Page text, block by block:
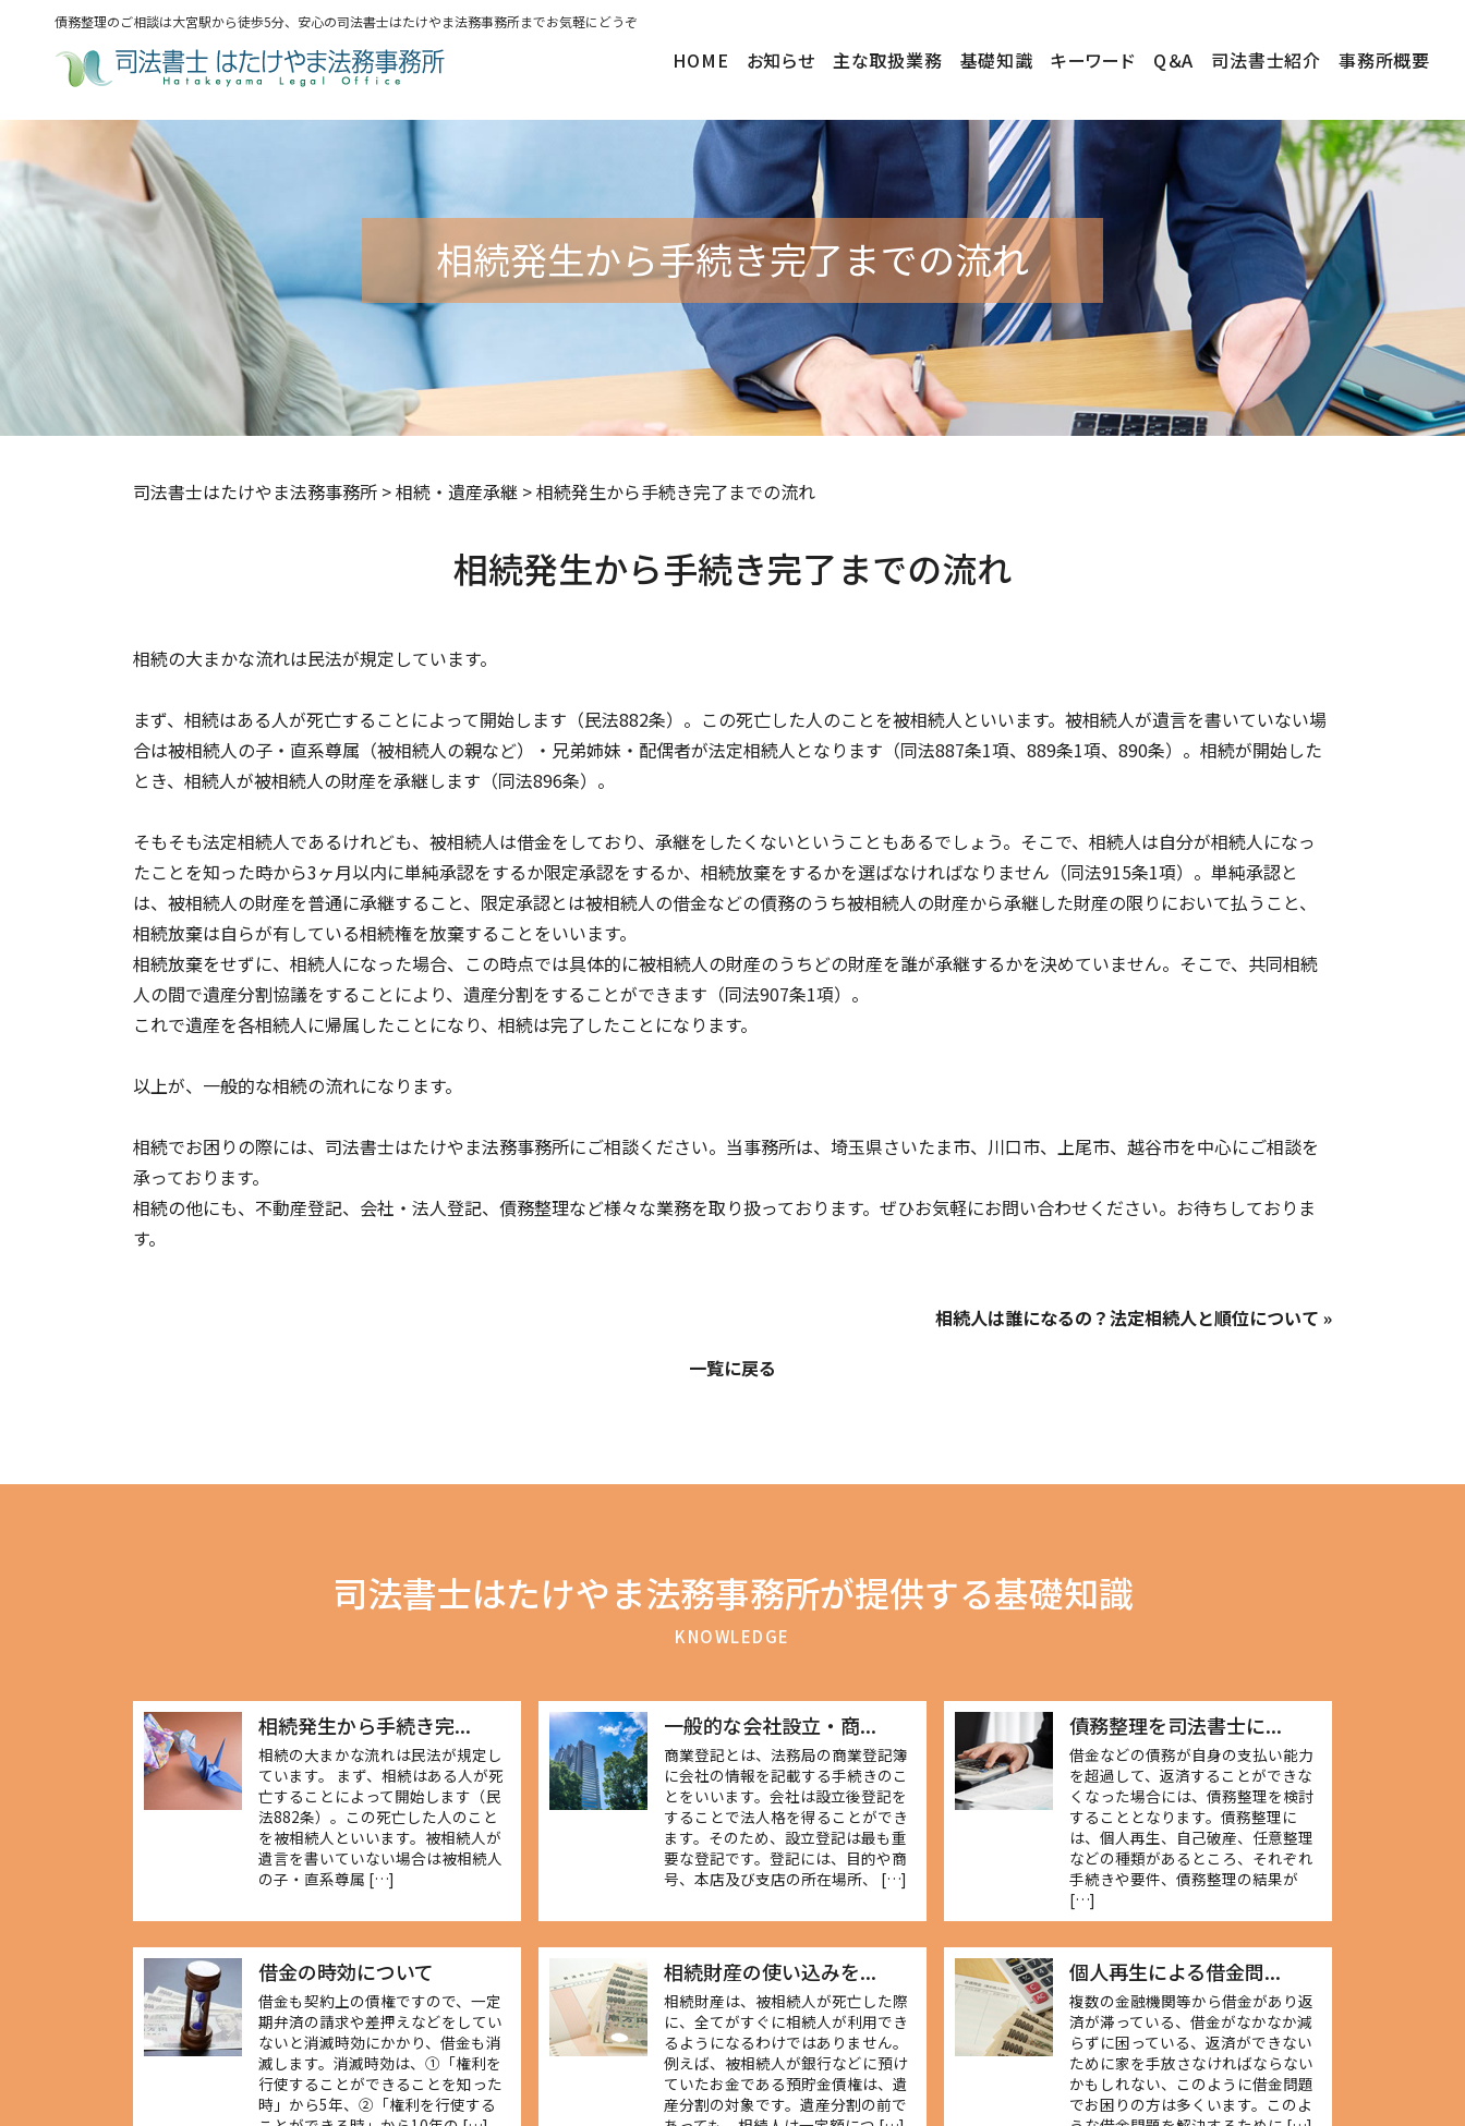
債務整理のご相談は大宮駅から徒歩5分、安心の司法書士はたけやま法務事務所までお気軽にどうぞ
HOME お知らせ 主な取扱業務 基礎知識 キーワード Q＆A 司法書士紹介 事務所概要
相続発生から手続き完了までの流れ
司法書士はたけやま法務事務所 >相続・遺産承継 >相続発生から手続き完了までの流れ
相続発生から手続き完了までの流れ
相続の大まかな流れは民法が規定しています。
まず、相続はある人が死亡することによって開始します（民法882条）。この死亡した人のことを被相続人といいます。被相続人が遺言を書いていない場
合は被相続人の子・直系尊属（被相続人の親など）・兄弟姉妹・配偶者が法定相続人となります（同法887条1項、889条1項、890条）。相続が開始した
とき、相続人が被相続人の財産を承継します（同法896条）。
そもそも法定相続人であるけれども、被相続人は借金をしており、承継をしたくないということもあるでしょう。そこで、相続人は自分が相続人になっ
たことを知った時から3ヶ月以内に単純承認をするか限定承認をするか、相続放棄をするかを選ばなければなりません（同法915条1項）。単純承認と
は、被相続人の財産を普通に承継すること、限定承認とは被相続人の借金などの債務のうち被相続人の財産から承継した財産の限りにおいて払うこと、
相続放棄は自らが有している相続権を放棄することをいいます。
相続放棄をせずに、相続人になった場合、この時点では具体的に被相続人の財産のうちどの財産を誰が承継するかを決めていません。そこで、共同相続
人の間で遺産分割協議をすることにより、遺産分割をすることができます（同法907条1項）。
これで遺産を各相続人に帰属したことになり、相続は完了したことになります。
以上が、一般的な相続の流れになります。
相続でお困りの際には、司法書士はたけやま法務事務所にご相談ください。当事務所は、埼玉県さいたま市、川口市、上尾市、越谷市を中心にご相談を
承っております。
相続の他にも、不動産登記、会社・法人登記、債務整理など様々な業務を取り扱っております。ぜひお気軽にお問い合わせください。お待ちしておりま
す。
相続人は誰になるの？法定相続人と順位について »
一覧に戻る
司法書士はたけやま法務事務所が提供する基礎知識
KNOWLEDGE
相続発生から手続き完...
相続の大まかな流れは民法が規定し
ています。 まず、相続はある人が死
亡することによって開始します（民
法882条）。この死亡した人のこと
を被相続人といいます。被相続人が
遺言を書いていない場合は被相続人
の子・直系尊属 […]
一般的な会社設立・商...
商業登記とは、法務局の商業登記簿
に会社の情報を記載する手続きのこ
とをいいます。会社は設立後登記を
することで法人格を得ることができ
ます。そのため、設立登記は最も重
要な登記です。登記には、目的や商
号、本店及び支店の所在場所、 […]
債務整理を司法書士に...
借金などの債務が自身の支払い能力
を超過して、返済することができな
くなった場合には、債務整理を検討
することとなります。債務整理に
は、個人再生、自己破産、任意整理
などの種類があるところ、それぞれ
手続きや要件、債務整理の結果が
[…]
借金の時効について
借金も契約上の債権ですので、一定
期弁済の請求や差押えなどをしてい
ないと消滅時効にかかり、借金も消
滅します。消滅時効は、①「権利を
行使することができることを知った
時」から5年、②「権利を行使する
相続財産の使い込みを...
相続財産は、被相続人が死亡した際
に、全てがすぐに相続人が利用でき
るようになるわけではありません。
例えば、被相続人が銀行などに預け
ていたお金である預貯金債権は、遺
産分割の対象です。遺産分割の前で
個人再生による借金問...
複数の金融機関等から借金があり返
済が滞っている、借金がなかなか減
らずに困っている、返済ができない
ために家を手放さなければならない
かもしれない、このように借金問題
でお困りの方は多くいます。このよ